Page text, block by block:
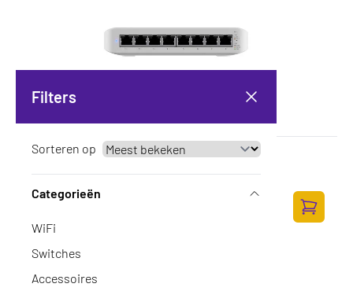
Filters
Sorteren op
Categorieën
WiFi
Switches
Accessoires
Ubiquiti UniFi Switch Lite 8 PoE
Op voorraad · USW-Lite-8-POE
124,-